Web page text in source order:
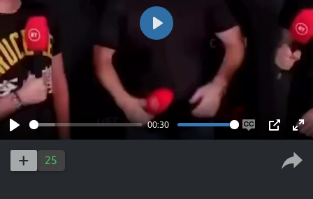
Play
00:30
EnablePIP
Play
25